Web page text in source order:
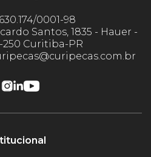
0001-98
Santos, 1835 - Hauer -
250 Curitiba-PR